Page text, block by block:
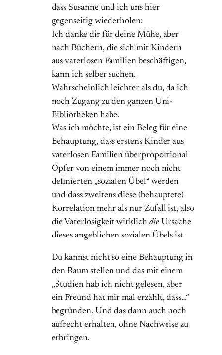
dass Susanne und ich uns hier
gegenseitig wiederholen:
Ich danke dir für deine Mühe, aber
nach Büchern, die sich mit Kindern
aus vaterlosen Familien beschäftigen,
kann ich selber suchen.
Wahrscheinlich leichter als du, da ich
noch Zugang zu den ganzen Uni-
Bibliotheken habe.
Was ich möchte, ist ein Beleg für eine
Behauptung, dass erstens Kinder aus
vaterlosen Familien überproportional
Opfer von einem immer noch nicht
definierten „sozialen Übel“ werden
und dass zweitens diese (behauptete)
Korrelation mehr als nur Zufall ist, also
die Vaterlosigkeit wirklich die Ursache
dieses angeblichen sozialen Übels ist.
Du kannst nicht so eine Behauptung in
den Raum stellen und das mit einem
„Studien hab ich nicht gelesen, aber
ein Freund hat mir mal erzählt, dass…“
begründen. Und das dann auch noch
aufrecht erhalten, ohne Nachweise zu
erbringen.